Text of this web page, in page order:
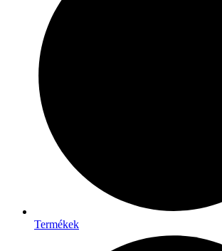
Termékek